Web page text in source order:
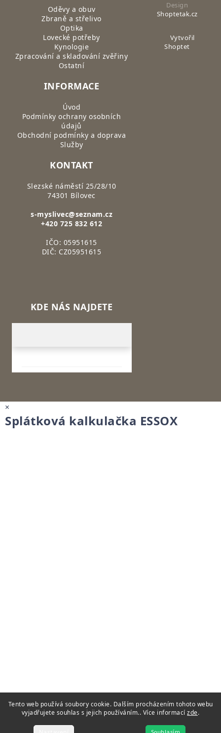
Tento web používá soubory cookie. Dalším procházením tohoto webu
vyjadřujete souhlas s jejich používáním.. Více informacízde.
Oděvy a obuv
Zbraně a střelivo
Optika
Lovecké potřeby
Kynologie
Zpracování a skladování zvěřiny
Ostatní
INFORMACE
Úvod
Podmínky ochrany osobních
údajů
Obchodní podmínky a doprava
Služby
KONTAKT
Slezské náměstí 25/28/10
74301 Bílovec
s-myslivec@seznam.cz
+420 725 832 612
IČO: 05951615
DIČ: CZ05951615
KDE NÁS NAJDETE
Design
Shoptetak.cz
Vytvořil
Shoptet
×
Splátková kalkulačka ESSOX